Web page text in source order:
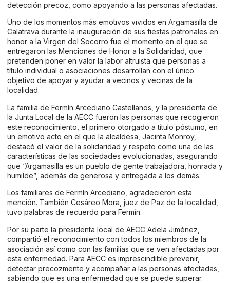
detección precoz, como apoyando a las personas afectadas.
Uno de los momentos más emotivos vividos en Argamasilla de
Calatrava durante la inauguración de sus fiestas patronales en
honor a la Virgen del Socorro fue el momento en el que se
entregaron las Menciones de Honor a la Solidaridad, que
pretenden poner en valor la labor altruista que personas a
título individual o asociaciones desarrollan con el único
objetivo de apoyar y ayudar a vecinos y vecinas de la
localidad.
La familia de Fermín Arcediano Castellanos, y la presidenta de
la Junta Local de la AECC fueron las personas que recogieron
este reconocimiento, el primero otorgado a título póstumo, en
un emotivo acto en el que la alcaldesa, Jacinta Monroy,
destacó el valor de la solidaridad y respeto como una de las
características de las sociedades evolucionadas, asegurando
que “Argamasilla es un pueblo de gente trabajadora, honrada y
humilde”, además de generosa y entregada a los demás.
Los familiares de Fermín Arcediano, agradecieron esta
mención. También Cesáreo Mora, juez de Paz de la localidad,
tuvo palabras de recuerdo para Fermín.
Por su parte la presidenta local de AECC Adela Jiménez,
compartió el reconocimiento con todos los miembros de la
asociación así como con las familias que se ven afectadas por
esta enfermedad. Para AECC es imprescindible prevenir,
detectar precozmente y acompañar a las personas afectadas,
sabiendo que es una enfermedad que se puede superar.